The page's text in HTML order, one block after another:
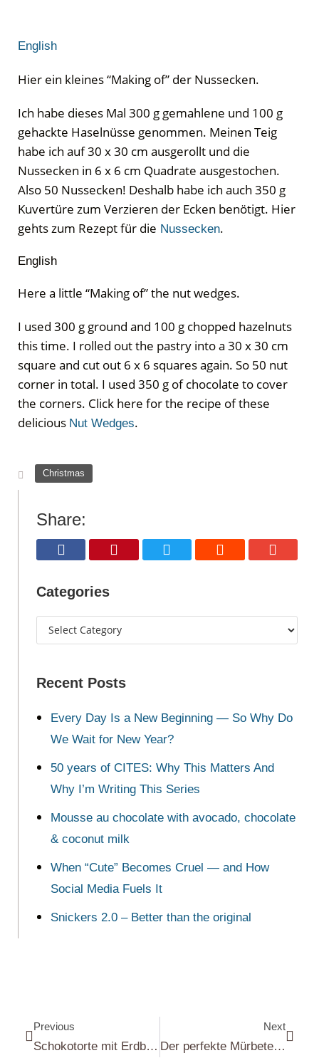
English
Hier ein kleines “Making of” der Nussecken.
Ich habe dieses Mal 300 g gemahlene und 100 g
gehackte Haselnüsse genommen. Meinen Teig
habe ich auf 30 x 30 cm ausgerollt und die
Nussecken in 6 x 6 cm Quadrate ausgestochen.
Also 50 Nussecken! Deshalb habe ich auch 350 g
Kuvertüre zum Verzieren der Ecken benötigt. Hier
gehts zum Rezept für die Nussecken.
English
Here a little “Making of” the nut wedges.
I used 300 g ground and 100 g chopped hazelnuts
this time. I rolled out the pastry into a 30 x 30 cm
square and cut out 6 x 6 squares again. So 50 nut
corner in total. I used 350 g of chocolate to cover
the corners. Click here for the recipe of these
delicious Nut Wedges.
Christmas
Share:
Categories
Recent Posts
Every Day Is a New Beginning — So Why Do
We Wait for New Year?
50 years of CITES: Why This Matters And
Why I’m Writing This Series
Mousse au chocolate with avocado, chocolate
& coconut milk
When “Cute” Becomes Cruel — and How
Social Media Fuels It
Snickers 2.0 – Better than the original
Previous
Schokotorte mit Erdbeer Swiss Meringue Buttercreme | Chocolate cake with Strawberry Swiss Meringue Buttercream
Next
Der perfekte Mürbeteigboden | The perfect shortcrust pastry base